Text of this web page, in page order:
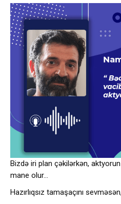
Bizdə iri plan çəkilərkən,
mane olur…
Hazırlıqsız tamaşaçını